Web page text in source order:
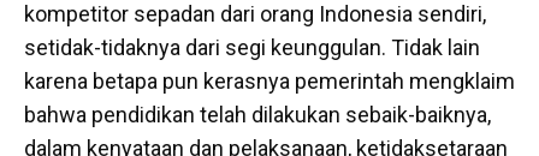
kompetitor sepadan dari orang Indonesia sendiri,
setidak-tidaknya dari segi keunggulan. Tidak lain
karena betapa pun kerasnya pemerintah mengklaim
bahwa pendidikan telah dilakukan sebaik-baiknya,
dalam kenyataan dan pelaksanaan, ketidaksetaraan